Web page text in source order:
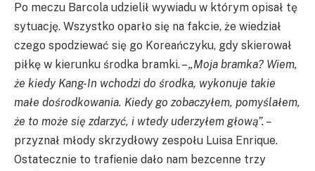
Po meczu Barcola udzielił wywiadu w którym opisał tę
sytuację. Wszystko oparło się na fakcie, że wiedział
czego spodziewać się go Koreańczyku, gdy skierował
piłkę w kierunku środka bramki. –„Moja bramka? Wiem,
że kiedy Kang-In wchodzi do środka, wykonuje takie
małe dośrodkowania. Kiedy go zobaczyłem, pomyślałem,
że to może się zdarzyć, i wtedy uderzyłem głową”. –
przyznał młody skrzydłowy zespołu Luisa Enrique.
Ostatecznie to trafienie dało nam bezcenne trzy